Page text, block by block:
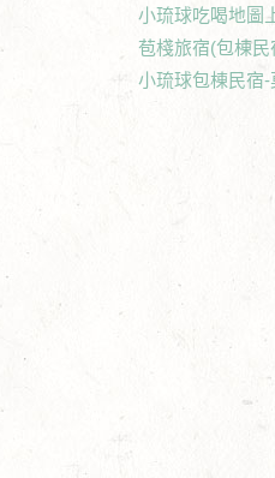
小琉球吃喝地圖
苞棧旅宿(包棟民
小琉球包棟民宿